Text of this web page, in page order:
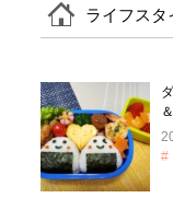
ライフスタ